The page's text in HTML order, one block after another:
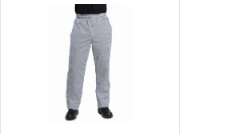
Abecedne